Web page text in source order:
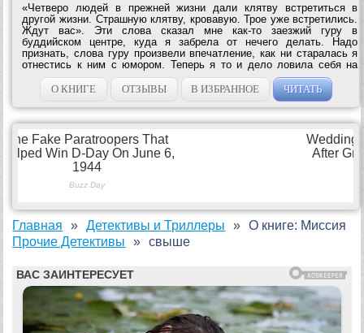
«Четверо людей в прежней жизни дали клятву встретиться в
другой жизни. Страшную клятву, кровавую. Трое уже встретились.
Ждут вас». Эти слова сказал мне как-то заезжий гуру в
буддийском центре, куда я забрела от нечего делать. Надо
признать, слова гуру произвели впечатление, как ни старалась я
отнестись к ним с юмором. Теперь я то и дело ловила себя на
мысли, что чего-то жду. Благих перемен в своей судьбе? Некоего
события?.. Но время...
О КНИГЕ ОТЗЫВЫ В ИЗБРАННОЕ ЧИТАТЬ
Главная
Детективы и Триллеры
Прочие Детективы
О книге: Миссия
свыше